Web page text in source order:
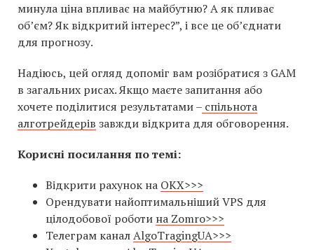
минула ціна впливає на майбутню? А як пливає
об’єм? Як відкритий інтерес?”, і все це об’єднати
для прогнозу.
Надіюсь, цей огляд допоміг вам розібратися з GAM
в загальних рисах. Якщо маєте запитання або
хочете поділитися результатами – спільнота
алготрейдерів завжди відкрита для обговорення.
Корисні посилання по темі:
Відкрити рахунок на OKX>>>
Орендувати найоптимальніший VPS для
цілодобової роботи на Zomro>>>
Телеграм каналAlgoTragingUA>>>